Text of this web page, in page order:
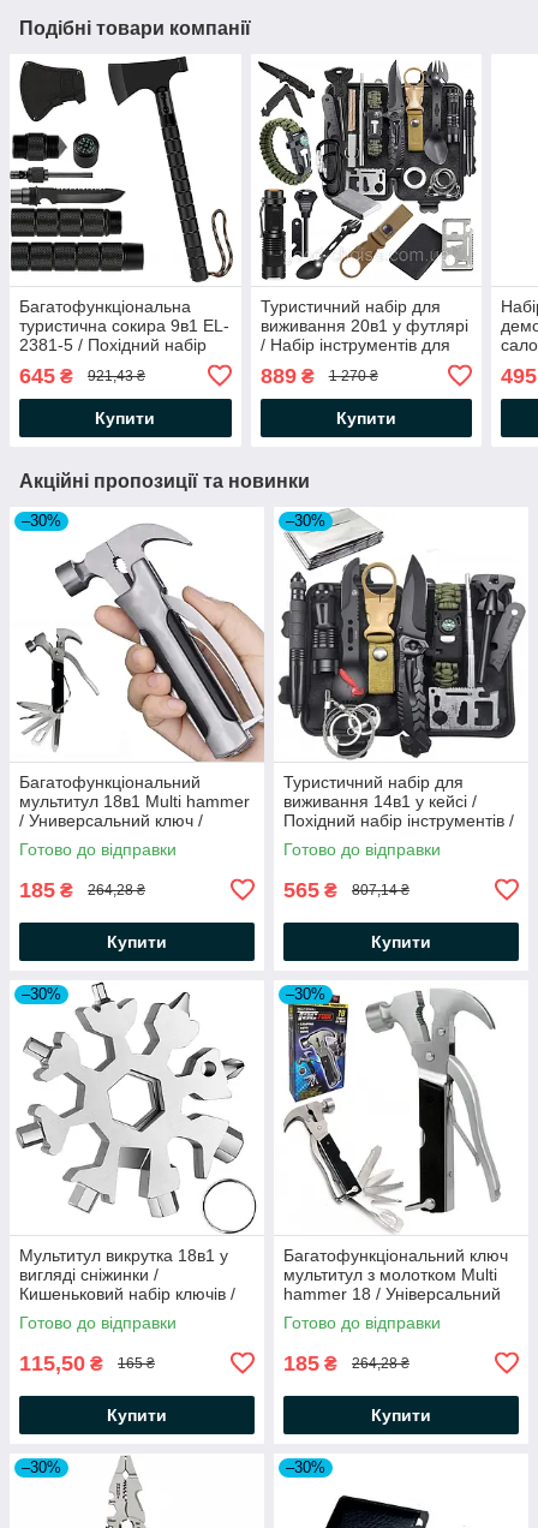
Подібні товари компанії
Багатофункціональна
туристична сокира 9в1 EL-
2381-5 / Похідний набір
для виживання / Сокира в
чохлі
645 ₴ 921,43 ₴
Купити
Туристичний набір для
виживання 20в1 у футлярі
/ Набір інструментів для
889₴ 1 270 ₴
Купити
Акційні пропозиції та новинки
–30%
Багатофункціональний
мультитул 18в1 Multi hammer
/ Универсальний ключ /
Складний мультитул з
молотком
Готово до відправки
185 ₴ 264,28 ₴
Купити
–30%
Туристичний набір для
виживання 14в1 у кейсі /
Похідний набір інструментів /
Комплект для виживання в
лісі
Готово до відправки
565 ₴ 807,14 ₴
Купити
–30%
Мультитул викрутка 18в1 у
вигляді сніжинки /
Кишеньковий набір ключів /
Викрутка, Шестигранник,
Гайковий ключ
Готово до відправки
115,50 ₴ 165 ₴
Купити
–30%
Багатофункціональний ключ
мультитул з молотком Multi
hammer 18 / Універсальний
інструмент
Готово до відправки
185 ₴ 264,28 ₴
Купити
–30% –30%